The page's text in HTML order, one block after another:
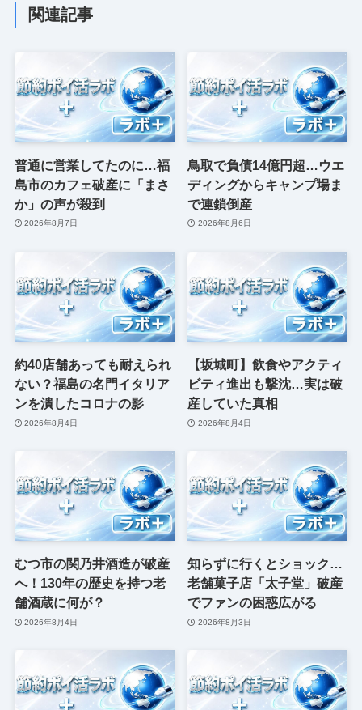
関連記事
普通に営業してたのに…福
島市のカフェ破産に「まさ
か」の声が殺到
2026年8月7日
鳥取で負債14億円超…ウエ
ディングからキャンプ場ま
で連鎖倒産
2026年8月6日
約40店舗あっても耐えられ
ない？福島の名門イタリア
ンを潰したコロナの影
2026年8月4日
【坂城町】飲食やアクティ
ビティ進出も撃沈…実は破
産していた真相
2026年8月4日
むつ市の関乃井酒造が破産
へ！130年の歴史を持つ老
舗酒蔵に何が？
2026年8月4日
知らずに行くとショック…
老舗菓子店「太子堂」破産
でファンの困惑広がる
2026年8月3日